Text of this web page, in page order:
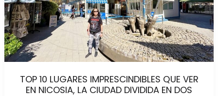
TOP 10 LUGARES IMPRESCINDIBLES QUE VER
EN NICOSIA, LA CIUDAD DIVIDIDA EN DOS